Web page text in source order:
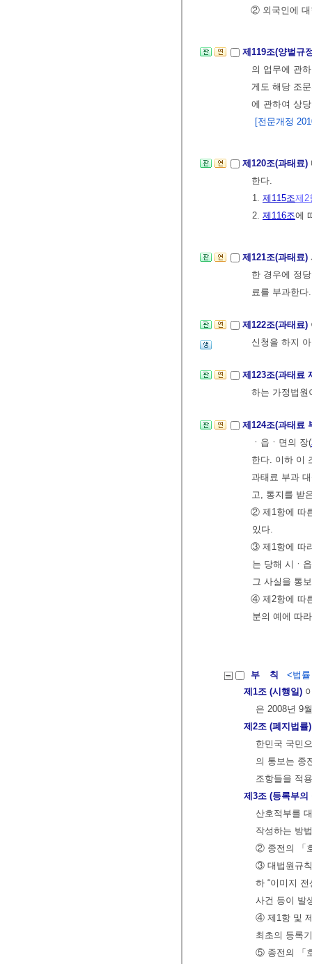
② 외국인에 대
제119조(양벌규
의 업무에 관
게도 해당 조
에 관하여 상
[전문개정
제120조(과태료)
한다.
1. 제115조제2
2. 제116조에
제121조(과태료)
한 경우에 정
료를 부과한다.
제122조(과태료)
신청을 하지
제123조(과태료
하는 가정법
제124조(과태료
ㆍ읍ㆍ면의 장(
한다. 이하 이
과태료 부과
고, 통지를 받
② 제1항에 따
있다.
③ 제1항에 따
는 당해 시ㆍ
그 사실을 통
④ 제2항에 따
분의 예에 따
부 칙
<법
제1조 (시행일)
은 2008년 9
제2조 (폐지법률)
한민국 국민
의 통보는 종
조항들을 적
제3조 (등록부의
산호적부를
작성하는 방
② 종전의 「
③ 대법원규칙
하 “이미지
사건 등이 발
④ 제1항 및
최초의 등록
⑤ 종전의 「